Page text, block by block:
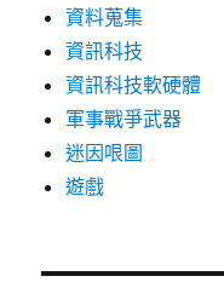
資料蒐集
資訊科技
資訊科技軟硬體
軍事戰爭武器
迷因哏圖
遊戲